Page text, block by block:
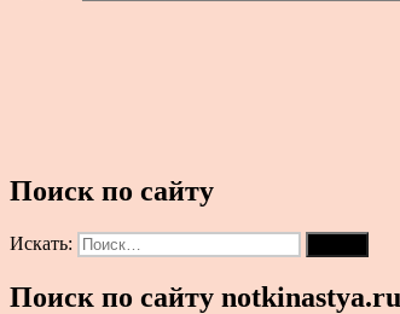
Поиск по сайту
Искать:
Поиск по сайту notkinastya.ru